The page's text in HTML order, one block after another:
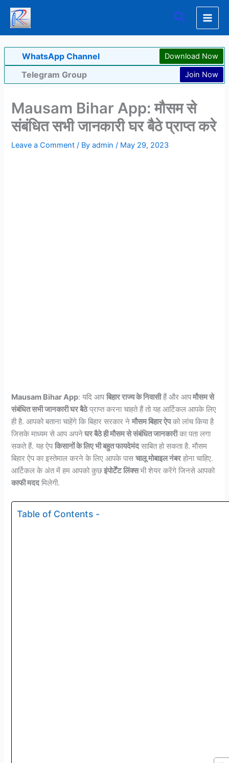
Skip
content
Search
WhatsApp Channel Download Now
Telegram Group Join Now
Mausam Bihar App: मौसम से
संबंधित सभी जानकारी घर बैठे प्राप्त करे
Leave a Comment / Byadmin/ May 29, 2023
Mausam Bihar App: यदि आपबिहार राज्य के निवासीहैं और आपमौसम से
संबंधित सभी जानकारी घर बैठेप्राप्त करना चाहते हैं तो यह आर्टिकल आपके लिए
ही है. आपको बताना चाहेंगे कि बिहार सरकार नेमौसम बिहार ऐपको लांच किया है
जिसके माध्यम से आप अपनेघर बैठे ही मौसम से संबंधित जानकारीका पता लगा
सकते हैं. यह ऐपकिसानों के लिए भी बहुत फायदेमंदसाबित हो सकता है. मौसम
बिहार ऐप का इस्तेमाल करने के लिए आपके पासचालू मोबाइल नंबरहोना चाहिए.
आर्टिकल के अंत में हम आपको कुछइंपोर्टेंट लिंक्सभी शेयर करेंगे जिनसे आपको
काफी मददमिलेगी.
Table of Contents -